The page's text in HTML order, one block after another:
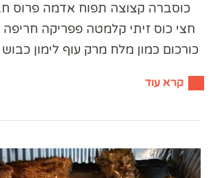
כוסברה קצוצה תפוח אדמה פרוס
חצי כוס זיתי קלמטה פפריקה
כורכום כמון מלח מרק עוף לימון
קרא עוד